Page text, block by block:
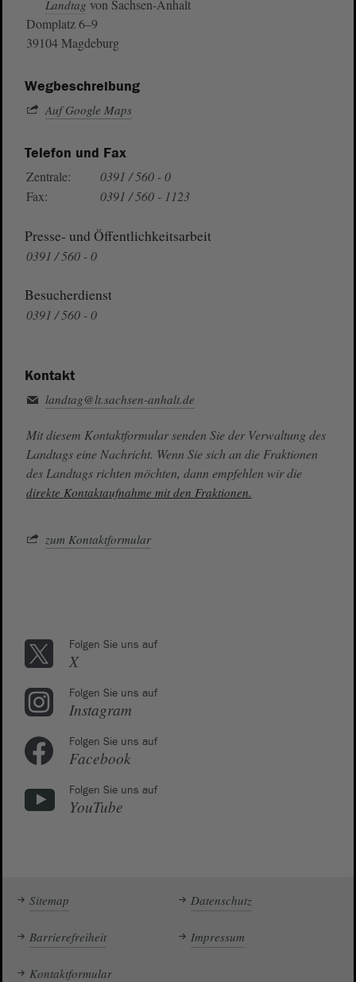
Landtag von Sachsen-Anhalt
Domplatz 6–9
39104 Magdeburg
Wegbeschreibung
Auf Google Maps
Telefon und Fax
Zentrale:
0391 / 560 - 0
Fax:
0391 / 560 - 1123
Presse- und Öffentlichkeitsarbeit
0391 / 560 - 0
Besucherdienst
0391 / 560 - 0
Kontakt
landtag@lt.sachsen-anhalt.de
Mit diesem Kontaktformular senden Sie der Verwaltung des
Landtags eine Nachricht. Wenn Sie sich an die Fraktionen
des Landtags richten möchten, dann empfehlen wir die
direkte Kontaktaufnahme mit den Fraktionen.
zum Kontaktformular
Folgen Sie uns auf
X
Folgen Sie uns auf
Instagram
Folgen Sie uns auf
Facebook
Folgen Sie uns auf
YouTube
Sitemap Datenschutz
Barrierefreiheit Impressum
Kontaktformular